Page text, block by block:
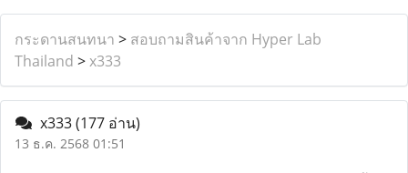
กระดานสนทนา > สอบถามสินค้าจาก Hyper Lab
Thailand >x333
x333(177 อ่าน)
13 ธ.ค. 2568 01:51